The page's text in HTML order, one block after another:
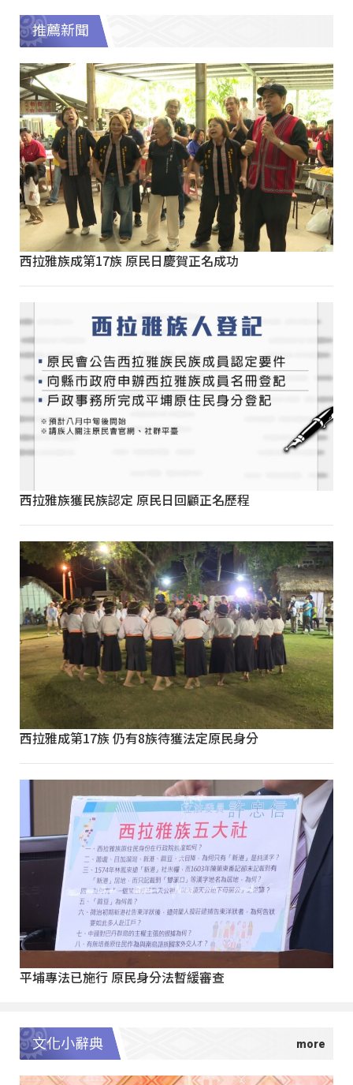
推薦新聞
西拉雅族成第17族 原民日慶賀正名成功
西拉雅族獲民族認定 原民日回顧正名歷程
西拉雅成第17族 仍有8族待獲法定原民身分
平埔專法已施行 原民身分法暫緩審查
文化小辭典